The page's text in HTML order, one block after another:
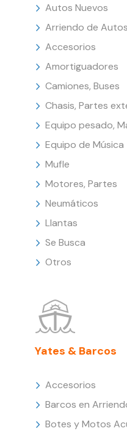
Autos Nuevos
Arriendo de Autos
Accesorios
Amortiguadores
Camiones, Buses
Chasis, Partes
Equipo pesado,
Equipo de Música
Mufle
Motores, Partes
Neumáticos
Llantas
Se Busca
Otros
Yates & Barcos
Accesorios
Barcos en
Botes y Motos